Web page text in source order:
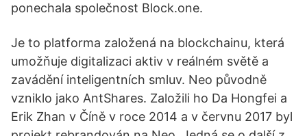
ponechala společnost Block.one.
Je to platforma založená na blockchainu, která
umožňuje digitalizaci aktiv v reálném světě a
zavádění inteligentních smluv. Neo původně
vzniklo jako AntShares. Založili ho Da Hongfei a
Erik Zhan v Číně v roce 2014 a v červnu 2017 byl